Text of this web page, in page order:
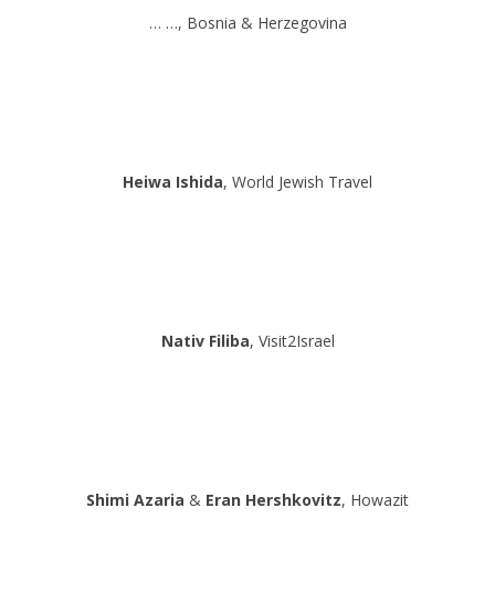
… …, Bosnia & Herzegovina
Heiwa Ishida, World Jewish Travel
Nativ Filiba, Visit2Israel
Shimi Azaria & Eran Hershkovitz, Howazit